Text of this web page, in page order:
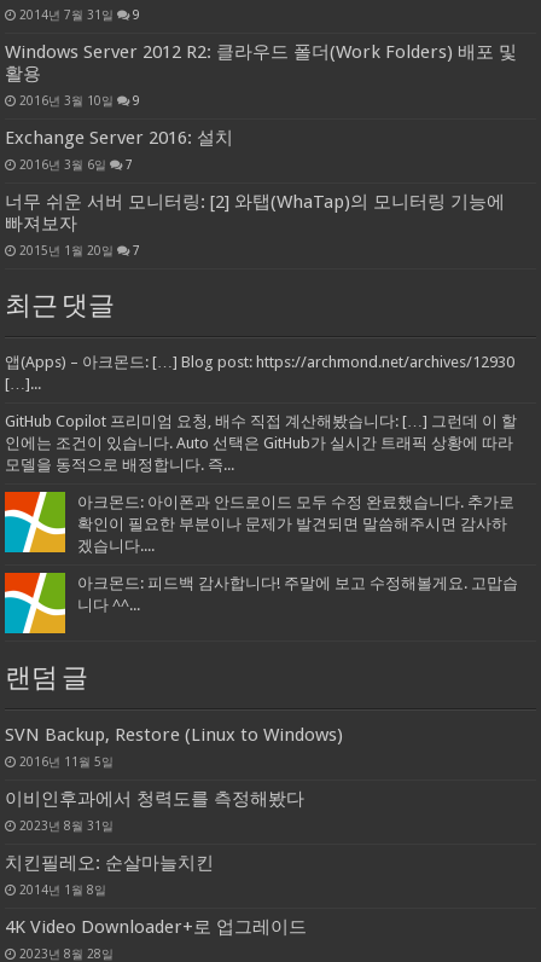
2014년 7월 31일 9
Windows Server 2012 R2: 클라우드 폴더(Work Folders) 배포 및
활용
2016년 3월 10일 9
Exchange Server 2016: 설치
2016년 3월 6일 7
너무 쉬운 서버 모니터링: [2] 와탭(WhaTap)의 모니터링 기능에
빠져보자
2015년 1월 20일 7
최근 댓글
앱(Apps) – 아크몬드: […] Blog post: https://archmond.net/archives/12930
[…]...
GitHub Copilot 프리미엄 요청, 배수 직접 계산해봤습니다: […] 그런데 이 할
인에는 조건이 있습니다. Auto 선택은 GitHub가 실시간 트래픽 상황에 따라
모델을 동적으로 배정합니다. 즉...
아크몬드: 아이폰과 안드로이드 모두 수정 완료했습니다. 추가로
확인이 필요한 부분이나 문제가 발견되면 말씀해주시면 감사하
겠습니다....
아크몬드: 피드백 감사합니다! 주말에 보고 수정해볼게요. 고맙습
니다 ^^...
랜덤 글
SVN Backup, Restore (Linux to Windows)
2016년 11월 5일
이비인후과에서 청력도를 측정해봤다
2023년 8월 31일
치킨필레오: 순살마늘치킨
2014년 1월 8일
4K Video Downloader+로 업그레이드
2023년 8월 28일